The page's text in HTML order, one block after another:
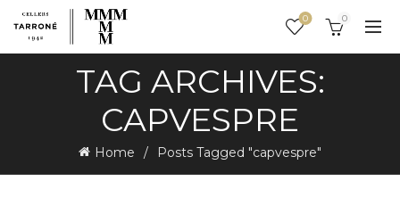
0 0
TAG ARCHIVES:
CAPVESPRE
Home Posts Tagged "capvespre"